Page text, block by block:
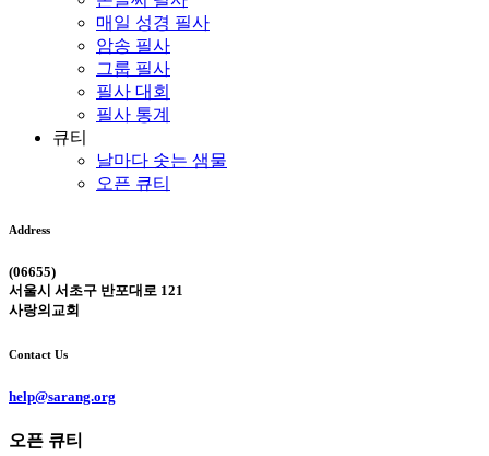
매일 성경 필사
암송 필사
그룹 필사
필사 대회
필사 통계
큐티
날마다 솟는 샘물
오픈 큐티
Address
(06655)
서울시 서초구 반포대로 121
사랑의교회
Contact Us
help@sarang.org
오픈 큐티